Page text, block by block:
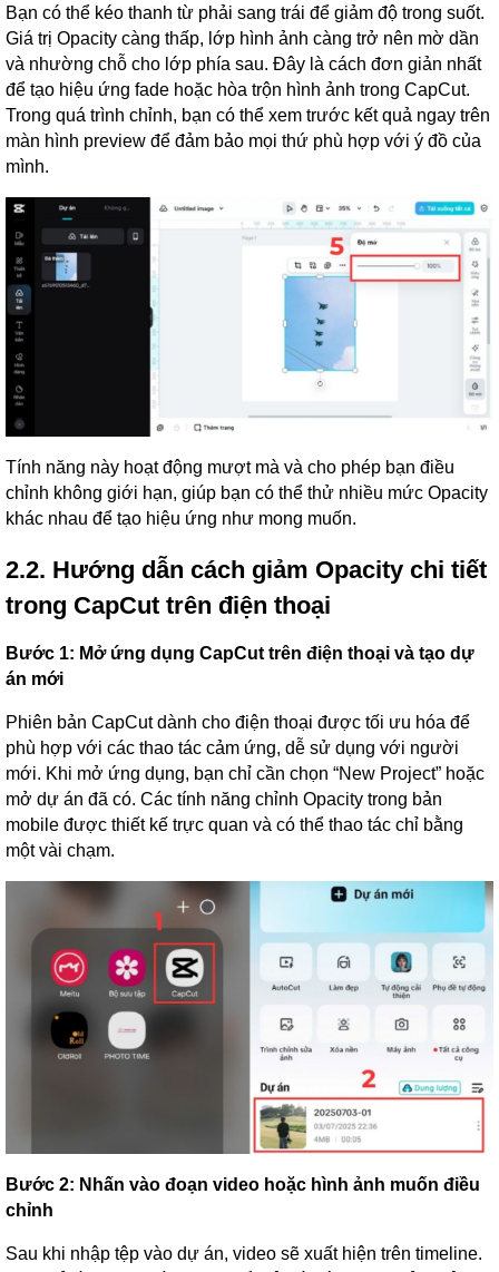
Bạn có thể kéo thanh từ phải sang trái để giảm độ trong suốt.
Giá trị Opacity càng thấp, lớp hình ảnh càng trở nên mờ dần
và nhường chỗ cho lớp phía sau. Đây là cách đơn giản nhất
để tạo hiệu ứng fade hoặc hòa trộn hình ảnh trong CapCut.
Trong quá trình chỉnh, bạn có thể xem trước kết quả ngay trên
màn hình preview để đảm bảo mọi thứ phù hợp với ý đồ của
mình.
Tính năng này hoạt động mượt mà và cho phép bạn điều
chỉnh không giới hạn, giúp bạn có thể thử nhiều mức Opacity
khác nhau để tạo hiệu ứng như mong muốn.
2.2. Hướng dẫn cách giảm Opacity chi tiết
trong CapCut trên điện thoại
Bước 1: Mở ứng dụng CapCut trên điện thoại và tạo dự
án mới
Phiên bản CapCut dành cho điện thoại được tối ưu hóa để
phù hợp với các thao tác cảm ứng, dễ sử dụng với người
mới. Khi mở ứng dụng, bạn chỉ cần chọn “New Project” hoặc
mở dự án đã có. Các tính năng chỉnh Opacity trong bản
mobile được thiết kế trực quan và có thể thao tác chỉ bằng
một vài chạm.
Bước 2: Nhấn vào đoạn video hoặc hình ảnh muốn điều
chỉnh
Sau khi nhập tệp vào dự án, video sẽ xuất hiện trên timeline.